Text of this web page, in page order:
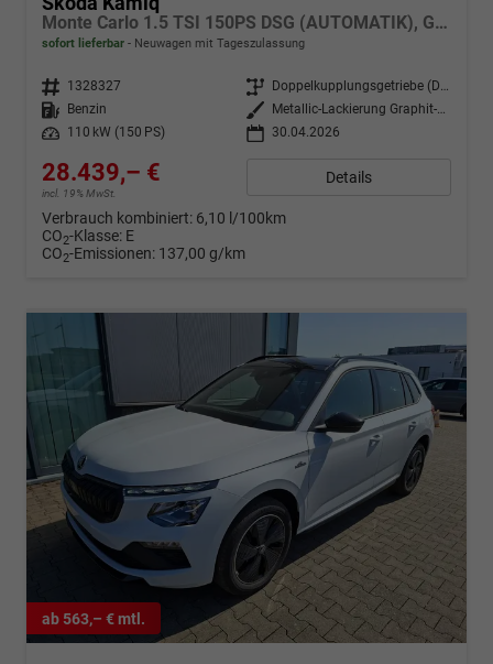
Monte Carlo 1.5 TSI 150PS DSG (AUTOMATIK), Grau-Met, PANORAMDACH, MATRIX-LED, SITZHEIZUNG, Sport-M-Lederlenkrad beheizt, SunSet, 2Z-Climatronic, Parksensoren vorn/hinten, Rückfahrkamera, Kessy, Radio 8,25"+SmartLink, Virtual Cockpit, 17" Alu, Tempomat
sofort lieferbar Neuwagen mit Tageszulassung
Fahrzeugnr. 1328327 Getriebe
Doppelkupplungsgetriebe (DSG)
Kraftstoff
Benzin Außenfarbe
Metallic-Lackierung Graphit-Grau
Leistung
110 kW (150 PS) 30.04.2026
28.439,– €
incl. 19% MwSt.
Details
Verbrauch kombiniert: 6,10 l/100km
CO2-Klasse: E
CO2-Emissionen: 137,00 g/km
ab 563,– € mtl.